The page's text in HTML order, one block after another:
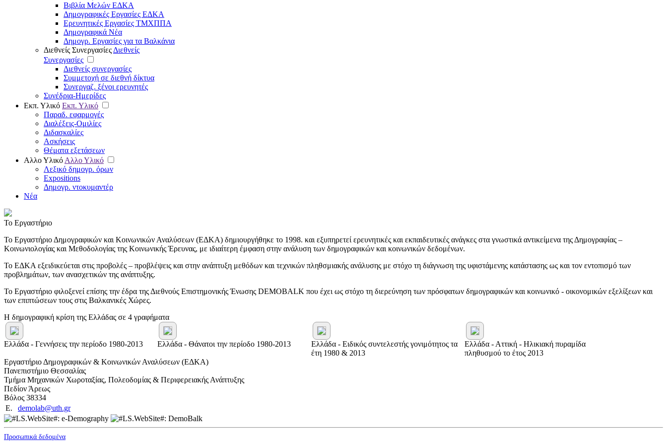
Βιβλία Μελών ΕΔΚΑ
Δημογραφικές Εργασίες ΕΔΚΑ
Ερευνητικές Εργασίες ΤΜΧΠΠΑ
Δημογραφικά Νέα
Δημογρ. Εργασίες για τα Βαλκάνια
Διεθνείς Συνεργασίες Διεθνείς
Συνεργασίες
Διεθνείς συνεργασίες
Συμμετοχή σε διεθνή δίκτυα
Συνεργαζ. ξένοι ερευνητές
Συνέδρια-Ημερίδες
Εκπ. Υλικό Εκπ. Υλικό
Παραδ. εφαρμογές
Διαλέξεις-Ομιλίες
Διδασκαλίες
Ασκήσεις
Θέματα εξετάσεων
Αλλο Υλικό Αλλο Υλικό
Λεξικό δημογρ. όρων
Expositions
Δημογρ. ντοκυμαντέρ
Νέα
Το Εργαστήριο
Το Εργαστήριο Δημογραφικών και Κοινωνικών Αναλύσεων (ΕΔΚΑ) δημιουργήθηκε το 1998. και εξυπηρετεί ερευνητικές και εκπαιδευτικές ανάγκες στα γνωστικά αντικείμενα της Δημογραφίας –
Κοινωνιολογίας και Μεθοδολογίας της Κοινωνικής Έρευνας, με ιδιαίτερη έμφαση στην ανάλυση των δημογραφικών και κοινωνικών δεδομένων.
Το ΕΔΚΑ εξειδικεύεται στις προβολές – προβλέψεις και στην ανάπτυξη μεθόδων και τεχνικών πληθσμιακής ανάλυσης με στόχο τη διάγνωση της υφιστάμενης κατάστασης ως και τον εντοπισμό των
προβλημάτων, των ανασχετικών της ανάπτυξης.
Το Εργαστήριο φιλοξενεί επίσης την έδρα της Διεθνούς Επιστημονικής Ένωσης DEMOBALK που έχει ως στόχο τη διερεύνηση των πρόσφατων δημογραφικών και κοινωνικό - οικονομικών εξελίξεων και
των επιπτώσεων τους στις Βαλκανικές Χώρες.
Η δημογραφική κρίση της Ελλάδας σε 4 γραφήματα
Ελλάδα - Γεννήσεις την περίοδο 1980-2013 Ελλάδα - Θάνατοι την περίοδο 1980-2013
Ελλάδα - Ειδικός συντελεστής γονιμότητος τα
έτη 1980 & 2013
Ελλάδα - Αττική - Ηλικιακή πυραμίδα
πληθυσμού το έτος 2013
Εργαστήριο Δημογραφικών & Κοινωνικών Αναλύσεων (ΕΔΚΑ)
Πανεπιστήμιο Θεσσαλίας
Τμήμα Μηχανικών Χωροταξίας, Πολεοδομίας & Περιφερειακής Ανάπτυξης
Πεδίον Άρεως
Βόλος 38334
E.
demolab@uth.gr
Προσωπικά δεδομένα